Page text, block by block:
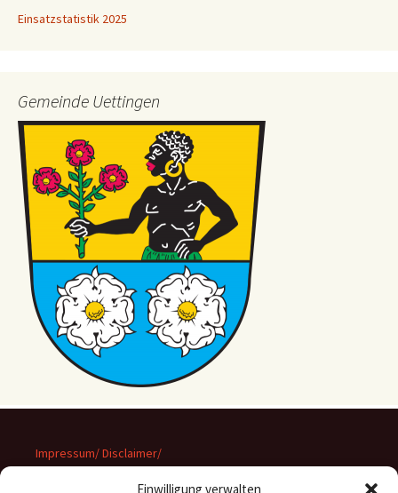
Einwilligung verwalten
Einsatzstatistik 2025
Gemeinde Uettingen
Impressum/ Disclaimer/
Datenschutz